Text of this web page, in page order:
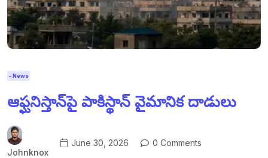
- News
ఆఫ్ఘనిస్తాన్‌పై పాకిస్థాన్ వైమానిక దాడులు
Johnknox
June 30, 2026 0 Comments